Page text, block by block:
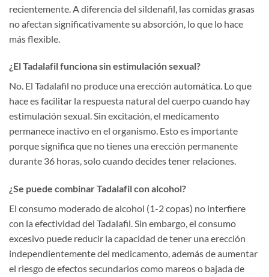
recientemente. A diferencia del sildenafil, las comidas grasas
no afectan significativamente su absorción, lo que lo hace
más flexible.
¿El Tadalafil funciona sin estimulación sexual?
No. El Tadalafil no produce una erección automática. Lo que
hace es facilitar la respuesta natural del cuerpo cuando hay
estimulación sexual. Sin excitación, el medicamento
permanece inactivo en el organismo. Esto es importante
porque significa que no tienes una erección permanente
durante 36 horas, solo cuando decides tener relaciones.
¿Se puede combinar Tadalafil con alcohol?
El consumo moderado de alcohol (1-2 copas) no interfiere
con la efectividad del Tadalafil. Sin embargo, el consumo
excesivo puede reducir la capacidad de tener una erección
independientemente del medicamento, además de aumentar
el riesgo de efectos secundarios como mareos o bajada de